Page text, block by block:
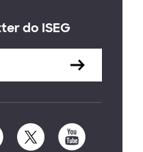
do ISEG